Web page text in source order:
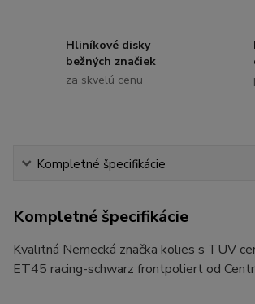
Hliníkové disky
bežných značiek
za skvelú cenu
Kompletné špecifikácie
Kompletné špecifikácie
Kvalitná Nemecká značka kolies s TUV
ET45 racing-schwarz frontpoliert od